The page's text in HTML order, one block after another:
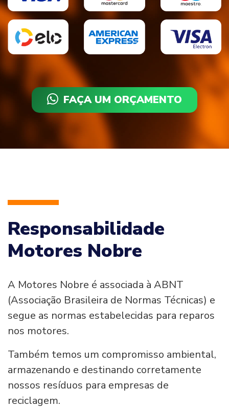
FAÇA UM ORÇAMENTO
Responsabilidade
Motores Nobre
A Motores Nobre é associada à ABNT
(Associação Brasileira de Normas Técnicas) e
segue as normas estabelecidas para reparos
nos motores.
Também temos um compromisso ambiental,
armazenando e destinando corretamente
nossos resíduos para empresas de
reciclagem.